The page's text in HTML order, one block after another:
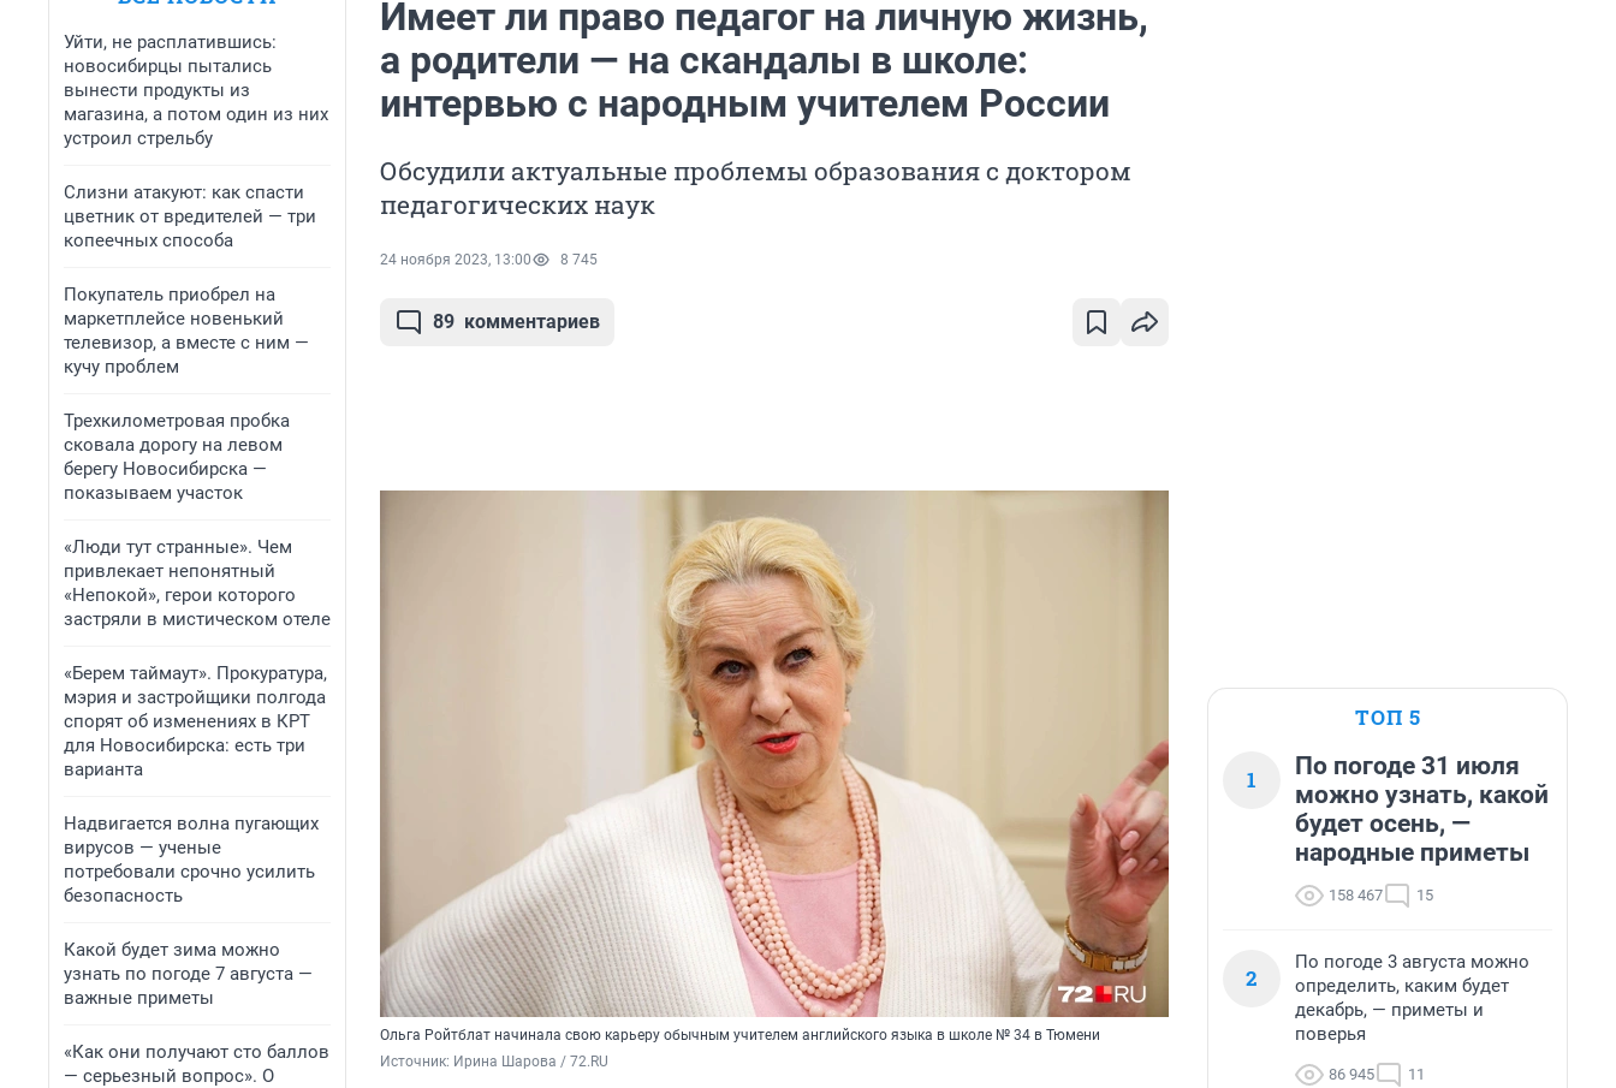
Уйти, не расплатившись:
новосибирцы пытались
вынести продукты из
магазина, а потом один из них
устроил стрельбу
Слизни атакуют: как спасти
цветник от вредителей — три
копеечных способа
Покупатель приобрел на
маркетплейсе новенький
телевизор, а вместе с ним —
кучу проблем
Трехкилометровая пробка
сковала дорогу на левом
берегу Новосибирска —
показываем участок
«Люди тут странные». Чем
привлекает непонятный
«Непокой», герои которого
застряли в мистическом отеле
«Берем таймаут». Прокуратура,
мэрия и застройщики полгода
спорят об изменениях в КРТ
для Новосибирска: есть три
варианта
Надвигается волна пугающих
вирусов — ученые
потребовали срочно усилить
безопасность
Какой будет зима можно
узнать по погоде 7 августа —
важные приметы
«Как они получают сто баллов
— серьезный вопрос». О
Имеет ли право педагог на личную жизнь,
а родители — на скандалы в школе:
интервью с народным учителем России
Обсудили актуальные проблемы образования с доктором
педагогических наук
24 ноября 2023, 13:00 8 745
89 комментариев
Ольга Ройтблат начинала свою карьеру обычным учителем английского языка в школе № 34 в Тюмени
Источник: Ирина Шарова / 72.RU
ТОП 5
1
По погоде 31 июля
можно узнать, какой
будет осень, —
народные приметы
158 467 15
2
По погоде 3 августа можно
определить, каким будет
декабрь, — приметы и
поверья
86 945 11